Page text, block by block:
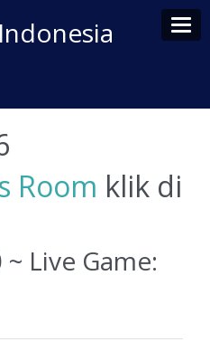
Room klik di
Live Game: